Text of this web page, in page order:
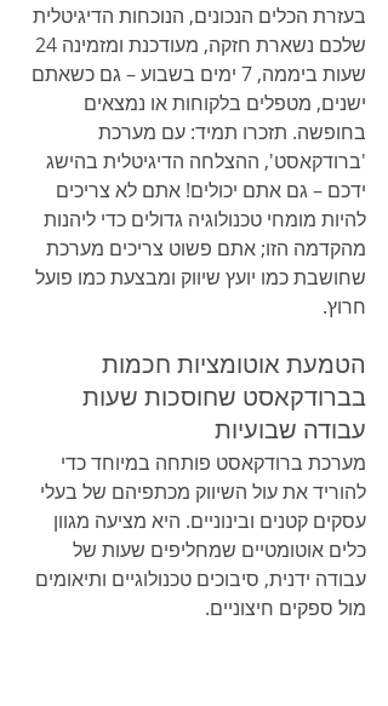
בעזרת הכלים הנכונים, הנוכחות הדיגיטלית
שעות ביממה, 7 ימים בשבוע – גם כשאתם
ישנים, מטפלים בלקוחות או נמצאים
בחופשה. תזכרו תמיד: עם מערכת
'ברודקאסט', ההצלחה הדיגיטלית בהישג
ידכם – גם אתם יכולים! אתם לא צריכים
להיות מומחי טכנולוגיה גדולים כדי ליהנות
מהקדמה הזו; אתם פשוט צריכים מערכת
שחושבת כמו יועץ שיווק ומבצעת כמו פועל
חרוץ.
הטמעת אוטומציות חכמות
בברודקאסט שחוסכות שעות
עבודה שבועיות
מערכת ברודקאסט פותחה במיוחד כדי
להוריד את עול השיווק מכתפיהם של בעלי
עסקים קטנים ובינוניים. היא מציעה מגוון
כלים אוטומטיים שמחליפים שעות של
עבודה ידנית, סיבוכים טכנולוגיים ותיאומים
מול ספקים חיצוניים.